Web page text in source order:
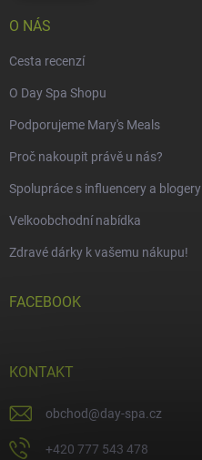
O NÁS
Cesta recenzí
O Day Spa Shopu
Podporujeme Mary's Meals
Proč nakoupit právě u nás?
Spolupráce s influencery a blogery
Velkoobchodní nabídka
Zdravé dárky k vašemu nákupu!
FACEBOOK
KONTAKT
obchod@day-spa.cz
+420 777 543 478